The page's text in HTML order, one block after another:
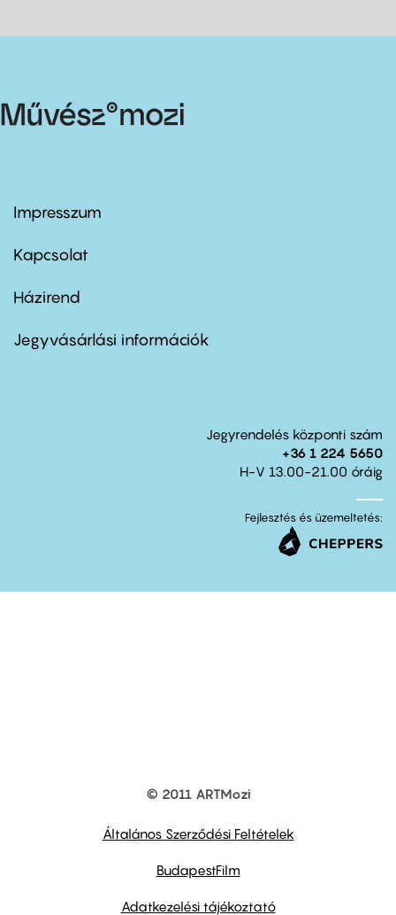
Footer
first
Impresszum
Kapcsolat
Footer
second
Házirend
Jegyvásárlási információk
Jegyrendelés központi szám
+36 1 224 5650
H-V 13.00-21.00 óráig
Fejlesztés és üzemeltetés:
© 2011 ARTMozi
Általános Szerződési Feltételek
BudapestFilm
Adatkezelési tájékoztató